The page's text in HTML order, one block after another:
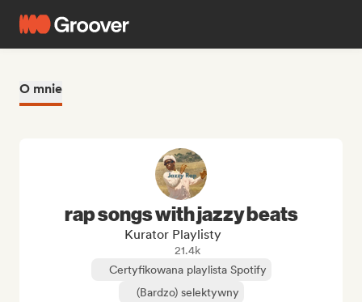
O mnie
rap songs with jazzy beats
Kurator Playlisty
21.4k
Certyfikowana playlista Spotify
(Bardzo) selektywny